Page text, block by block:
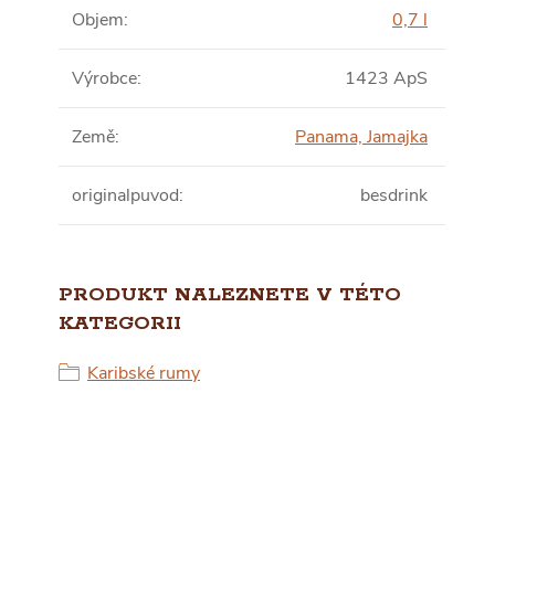
Objem: 0,7 l
Výrobce: 1423 ApS
Země: Panama, Jamajka
originalpuvod: besdrink
PRODUKT NALEZNETE V TÉTO
KATEGORII
Karibské rumy